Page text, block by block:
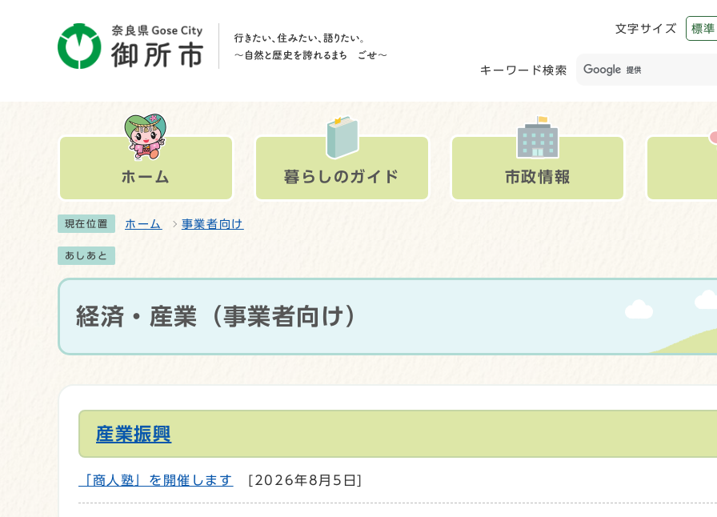
文字サイズ 標準
キーワード検索
ホーム 暮らしのガイド 市政情報
現在位置 ホーム 事業者向け
あしあと
経済・産業（事業者向け）
産業振興
「商人塾」を開催します [2026年8月5日]